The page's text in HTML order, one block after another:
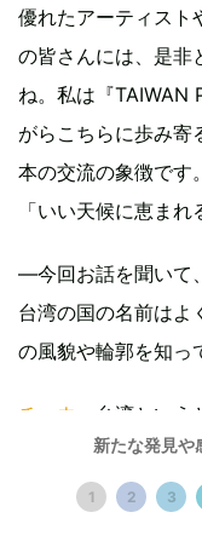
優れたアーティスト
の皆さんには、是非
ね。私は『TAIWAN
がらこちらに歩み寄
本の交流の象徴です
「いい天候に恵まれ
—今回お話を聞いて
台湾の国の名前はよ
の風貌や輪郭を知っ
チョウ ：台湾とい
を連想するかと思
PLUS』では、まさ
新たな発見や
1 2 3